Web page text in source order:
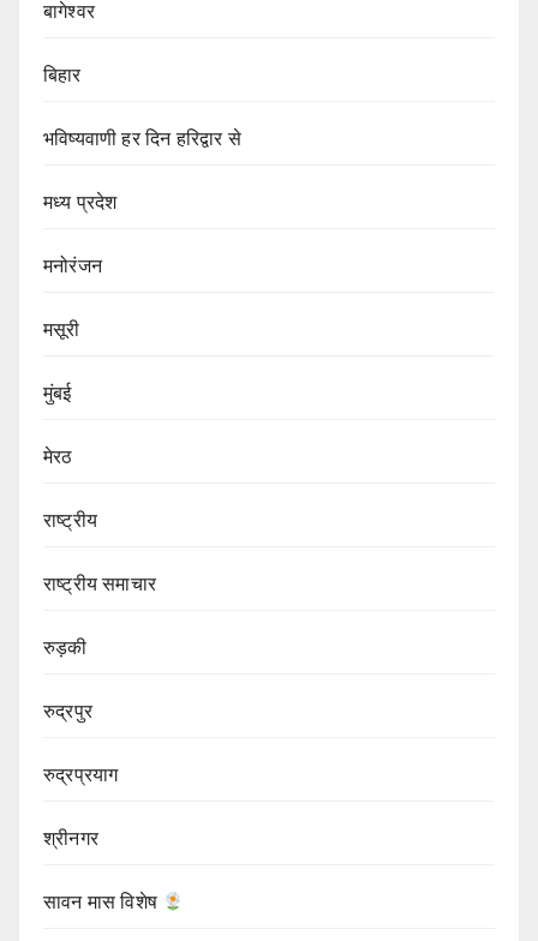
बागेश्वर
बिहार
भविष्यवाणी हर दिन हरिद्वार से
मध्य प्रदेश
मनोरंजन
मसूरी
मुंबई
मेरठ
राष्ट्रीय
राष्ट्रीय समाचार
रुड़की
रुद्रपुर
रुद्रप्रयाग
श्रीनगर
सावन मास विशेष